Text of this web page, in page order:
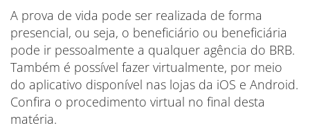
A prova de vida pode ser realizada de forma
presencial, ou seja, o beneficiário ou beneficiária
pode ir pessoalmente a qualquer agência do BRB.
Também é possível fazer virtualmente, por meio
do aplicativo disponível nas lojas da iOS e Android.
Confira o procedimento virtual no final desta
matéria.